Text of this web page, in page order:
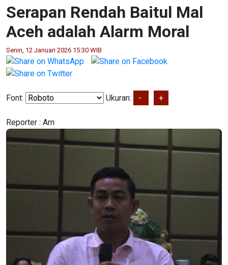
Serapan Rendah Baitul Mal
Aceh adalah Alarm Moral
Senin, 12 Januari 2026 15:30 WIB
Font: Ukuran: - +
Reporter : Arn